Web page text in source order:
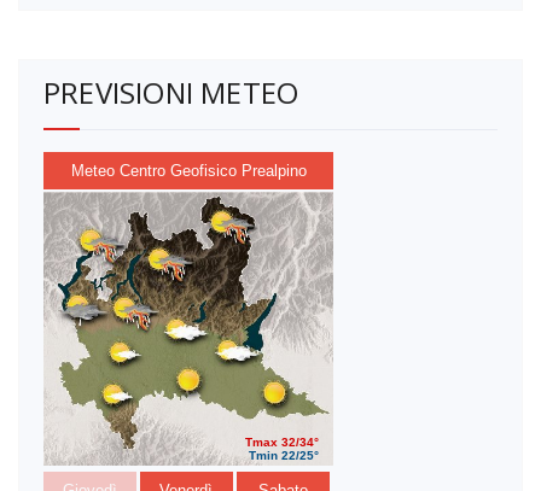
PREVISIONI METEO